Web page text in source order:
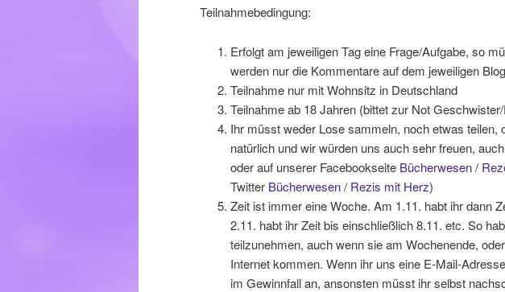
Teilnahmebedingung:
Erfolgt am jeweiligen Tag eine Frage/Aufgabe, so
werden nur die Kommentare auf dem jeweiligen
Teilnahme nur mit Wohnsitz in Deutschland
Teilnahme ab 18 Jahren (bittet zur Not
Ihr müsst weder Lose sammeln, noch etwas teilen,
natürlich und wir würden uns auch sehr freuen,
oder auf unserer Facebookseite Bücherwesen/
Twitter Bücherwesen/ Rezis mit Herz)
Zeit ist immer eine Woche. Am 1.11. habt ihr dann
2.11. habt ihr Zeit bis einschließlich 8.11. etc. So
teilzunehmen, auch wenn sie am Wochenende,
Internet kommen. Wenn ihr uns eine E-Mail-
im Gewinnfall an, ansonsten müsst ihr selbst